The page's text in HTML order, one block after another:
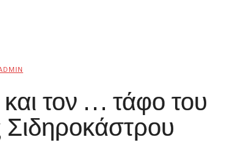
τον … τάφο του
Σιδηροκάστρου